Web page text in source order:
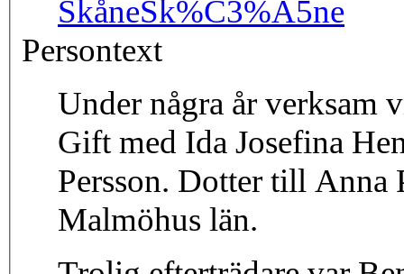
SkåneSk%C3%A5ne
Persontext
Under några år verksam
Gift med Ida Josefina
Persson. Dotter till Anna
Malmöhus län.